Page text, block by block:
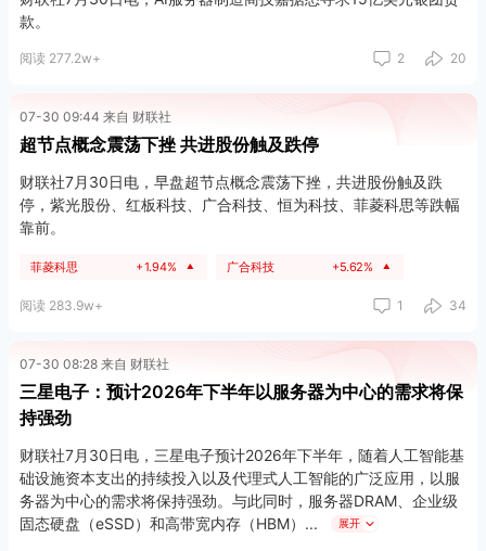
中心、托管设施及“部分网络基础设施”。
款。
阅读 277.2w+ 2 20
07-30 09:44 来自 财联社
超节点概念震荡下挫 共进股份触及跌停
财联社7月30日电，早盘超节点概念震荡下挫，共进股份触及跌
停，紫光股份、红板科技、广合科技、恒为科技、菲菱科思等跌幅
靠前。
菲菱科思 +1.94% ▲ 广合科技 +5.62% ▲
阅读 283.9w+ 1 34
07-30 08:28 来自 财联社
三星电子：预计2026年下半年以服务器为中心的需求将保
持强劲
财联社7月30日电，三星电子预计2026年下半年，随着人工智能基
础设施资本支出的持续投入以及代理式人工智能的广泛应用，以服
务器为中心的需求将保持强劲。与此同时，服务器DRAM、企业级
固态硬盘（eSSD）和高带宽内存（HBM）
展开